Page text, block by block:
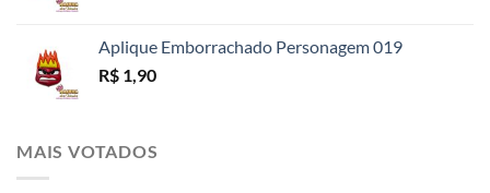
Aplique Emborrachado Personagem 019
R$ 1,90
MAIS VOTADOS